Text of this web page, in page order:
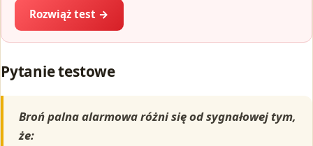
Rozwiąż test →
Pytanie testowe
Broń palna alarmowa różni się od sygnałowej tym,
że: